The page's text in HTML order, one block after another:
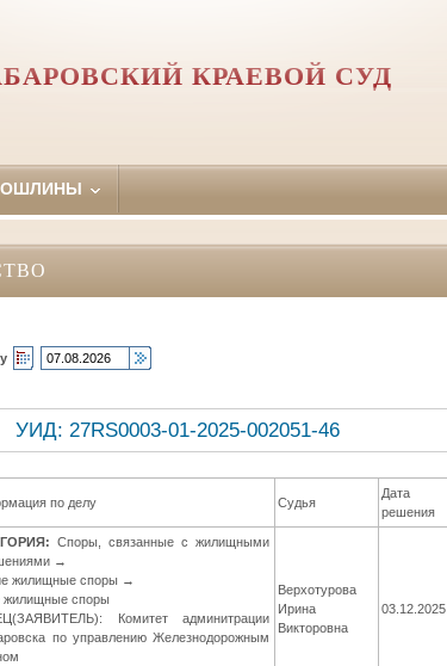
КРАЕВОЙ СУД
УИД: 27RS0003-01-2025-002051-46
по делу Судья
Дата
решения
Споры, связанные с жилищными
→
жилищные споры →
жилищные споры
Комитет админитрации
по управлению Железнодорожным
Верхотурова
Ирина
Викторовна
03.12.2025